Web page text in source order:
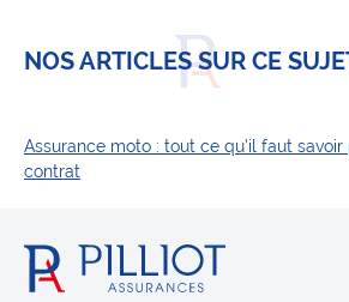
NOS ARTICLES SUR CE
Assurance moto : tout ce qu’il faut
contrat